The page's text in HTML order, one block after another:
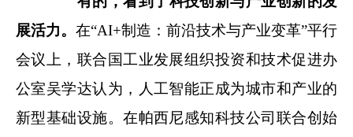
展活力。 在“AI+制造：前沿技术与产业变革”平行
会议上，联合国工业发展组织投资和技术促进办
公室吴学达认为，人工智能正成为城市和产业的
新型基础设施。在帕西尼感知科技公司联合创始